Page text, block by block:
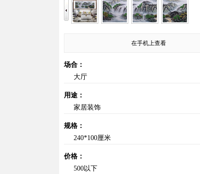
在手机上查看
场合：
大厅
用途：
家居装饰
规格：
240*100厘米
价格：
500以下